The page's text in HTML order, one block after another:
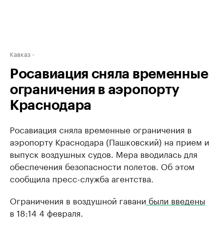
Кавказ
Росавиация сняла временные
ограничения в аэропорту
Краснодара
Росавиация сняла временные ограничения в
аэропорту Краснодара (Пашковский) на прием и
выпуск воздушных судов. Мера вводилась для
обеспечения безопасности полетов. Об этом
сообщила пресс-служба агентства.
Ограничения в воздушной гавани были введены
в 18:14 4 февраля.